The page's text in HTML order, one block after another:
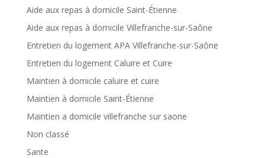
Aide aux repas à domicile Saint-Étienne
Aide aux repas à domicile Villefranche-sur-Saône
Entretien du logement APA Villefranche-sur-Saône
Entretien du logement Caluire et Cuire
Maintien à domicile caluire et cuire
Maintien à domicile Saint-Étienne
Maintien a domicile villefranche sur saone
Non classé
Sante